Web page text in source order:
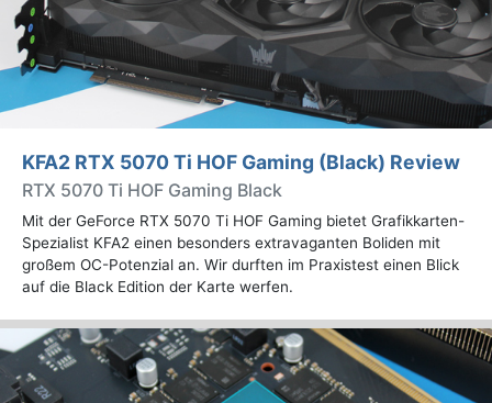
KFA2 RTX 5070 Ti HOF Gaming (Black) Review
RTX 5070 Ti HOF Gaming Black
Mit der GeForce RTX 5070 Ti HOF Gaming bietet Grafikkarten-
Spezialist KFA2 einen besonders extravaganten Boliden mit
großem OC-Potenzial an. Wir durften im Praxistest einen Blick
auf die Black Edition der Karte werfen.